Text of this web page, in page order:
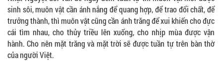
sinh sôi, muôn vật cần ánh nắng để quang hợp, để trao đổi chất, để
trưởng thành, thì muôn vật cũng cần ánh trăng để xui khiến cho đực
cái tìm nhau, cho thủy triều lên xuống, cho nhịp mùa được vận
hành. Cho nên mặt trăng và mặt trời sẽ được tuần tự trên bàn thờ
của người Việt.